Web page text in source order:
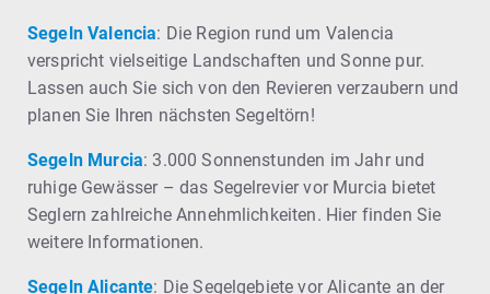
Segeln Valencia: Die Region rund um Valencia
verspricht vielseitige Landschaften und Sonne pur.
Lassen auch Sie sich von den Revieren verzaubern und
planen Sie Ihren nächsten Segeltörn!
Segeln Murcia: 3.000 Sonnenstunden im Jahr und
ruhige Gewässer – das Segelrevier vor Murcia bietet
Seglern zahlreiche Annehmlichkeiten. Hier finden Sie
weitere Informationen.
Segeln Alicante: Die Segelgebiete vor Alicante an der